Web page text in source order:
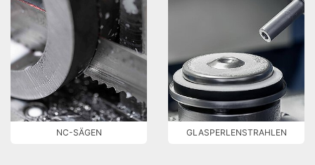
NC-SÄGEN GLASPERLENSTRAHLEN